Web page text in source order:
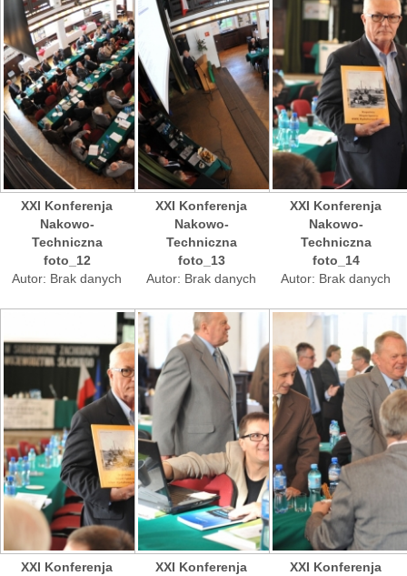
XXI Konferenja
Nakowo-
Techniczna
foto_12
Autor: Brak danych
XXI Konferenja
Nakowo-
Techniczna
foto_13
Autor: Brak danych
XXI Konferenja
Nakowo-
Techniczna
foto_14
Autor: Brak danych
XXI Konferenja
XXI Konferenja
XXI Konferenja